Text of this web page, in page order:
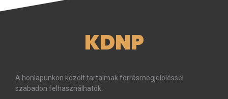
KDNP
A honlapunkon közölt tartalmak forrásmegjelöléssel
szabadon felhasználhatók.